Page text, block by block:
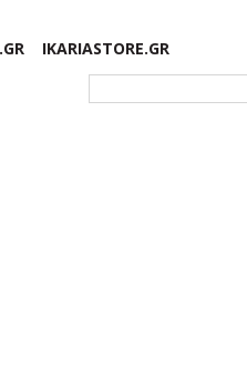
IKARIASTORE.GR